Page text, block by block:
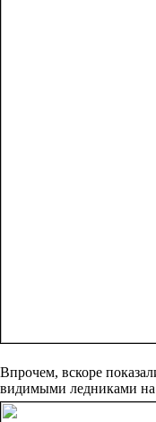
Впрочем, вскоре
видимыми ледниками